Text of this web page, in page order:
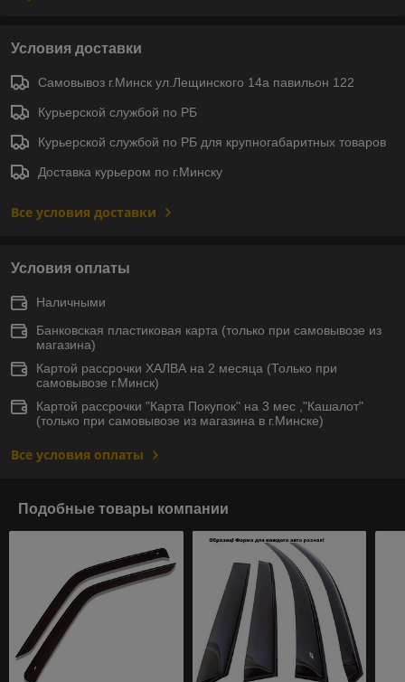
Условия доставки
Самовывоз г.Минск ул.Лещинского 14а павильон 122
Курьерской службой по РБ
Курьерской службой по РБ для крупногабаритных товаров
Доставка курьером по г.Минску
Все условия доставки
Условия оплаты
Наличными
Банковская пластиковая карта (только при самовывозе из
магазина)
Картой рассрочки ХАЛВА на 2 месяца (Только при
самовывозе г.Минск)
Картой рассрочки "Карта Покупок" на 3 мес ,"Кашалот"
(только при самовывозе из магазина в г.Минске)
Все условия оплаты
Подобные товары компании